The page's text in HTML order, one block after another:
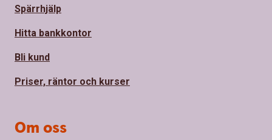
Spärrhjälp
Hitta bankkontor
Bli kund
Priser, räntor och kurser
Om oss